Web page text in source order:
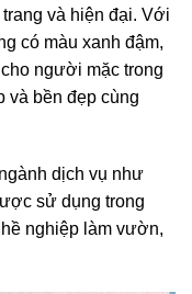
và hiện đại. Với
có màu xanh đậm,
người mặc trong
và bền đẹp cùng
dịch vụ như
sử dụng trong
nghiệp làm vườn,